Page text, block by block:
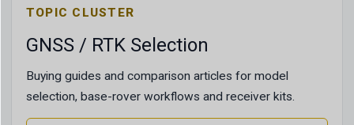
TOPIC CLUSTER
GNSS / RTK Selection
Buying guides and comparison articles for model
selection, base-rover workflows and receiver kits.